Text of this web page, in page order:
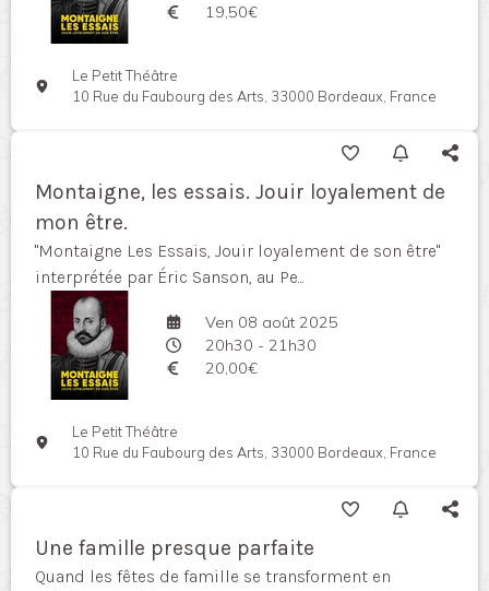
19,50€
Le Petit Théâtre
10 Rue du Faubourg des Arts, 33000 Bordeaux, France
Montaigne, les essais. Jouir loyalement de
mon être.
"Montaigne Les Essais, Jouir loyalement de son être"
interprétée par Éric Sanson, au Pe...
Ven 08 août 2025
20h30 - 21h30
20,00€
Le Petit Théâtre
10 Rue du Faubourg des Arts, 33000 Bordeaux, France
Une famille presque parfaite
Quand les fêtes de famille se transforment en